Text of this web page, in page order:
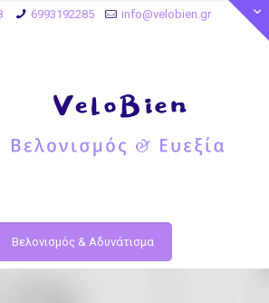
6993192285 info@velobien.gr
Βελονισμός & Αδυνάτισμα